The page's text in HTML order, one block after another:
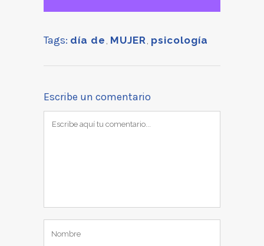
Tags: día de MUJER psicología
Escribe un comentario